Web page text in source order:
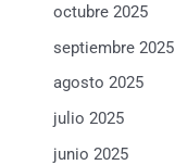
octubre 2025
septiembre 2025
agosto 2025
julio 2025
junio 2025